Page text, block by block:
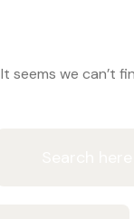
It seems we can’t